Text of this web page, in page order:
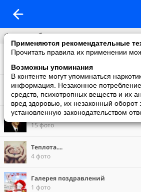
Применяются рекомендательные
Прочитать правила их применении
Возможны упоминания
В контенте могут упоминаться
информация. Незаконное потребление
средств, психотропных веществ и их
вред здоровью, их незаконный оборот
установленную законодательством
Фотоальбомы
Что нового
Фон на обложку
5 фото
Художник Константин Васильев
15 фото
Теплота....
4 фото
Галерея поздравлений
1 фото